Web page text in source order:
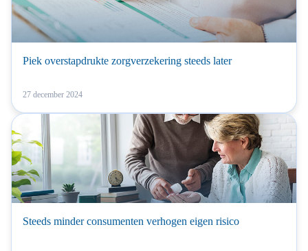
Piek overstapdrukte zorgverzekering steeds later
27 december 2024
Steeds minder consumenten verhogen eigen risico